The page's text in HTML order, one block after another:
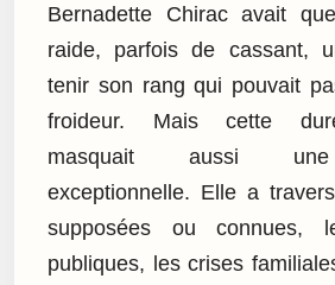
Bernadette Chirac avait
raide, parfois de cassant,
tenir son rang qui pouvait
froideur. Mais cette
masquait aussi une
exceptionnelle. Elle a
supposées ou connues,
publiques, les crises